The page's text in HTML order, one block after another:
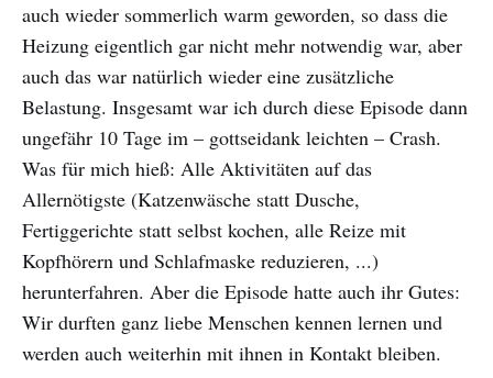
auch wieder sommerlich warm geworden, so dass die
Heizung eigentlich gar nicht mehr notwendig war, aber
auch das war natürlich wieder eine zusätzliche
Belastung. Insgesamt war ich durch diese Episode dann
ungefähr 10 Tage im – gottseidank leichten – Crash.
Was für mich hieß: Alle Aktivitäten auf das
Allernötigste (Katzenwäsche statt Dusche,
Fertiggerichte statt selbst kochen, alle Reize mit
Kopfhörern und Schlafmaske reduzieren, ...)
herunterfahren. Aber die Episode hatte auch ihr Gutes:
Wir durften ganz liebe Menschen kennen lernen und
werden auch weiterhin mit ihnen in Kontakt bleiben.